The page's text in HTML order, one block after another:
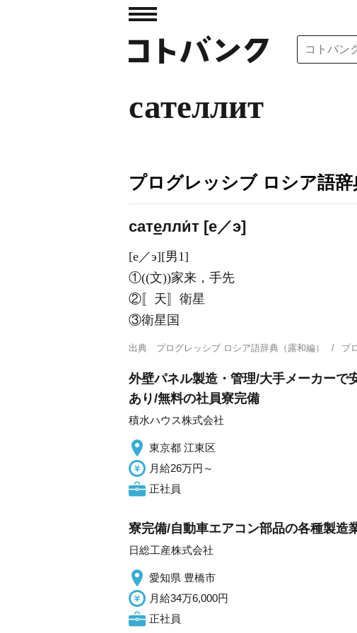
сателлит
プログレッシブ ロシア語辞
сателли́т [е／э]
[е／э][男1]
①((文))家来，手先
②〚天〛衛星
③衛星国
出典 プログレッシブ ロシア語辞典（露和編） プ
外壁パネル製造・管理/大手メーカーで
あり/無料の社員寮完備
積水ハウス株式会社
東京都 江東区
月給26万円～
正社員
寮完備/自動車エアコン部品の各種製造
日総工産株式会社
愛知県 豊橋市
月給34万6,000円
正社員